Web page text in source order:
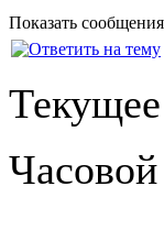
Показать
Часовой